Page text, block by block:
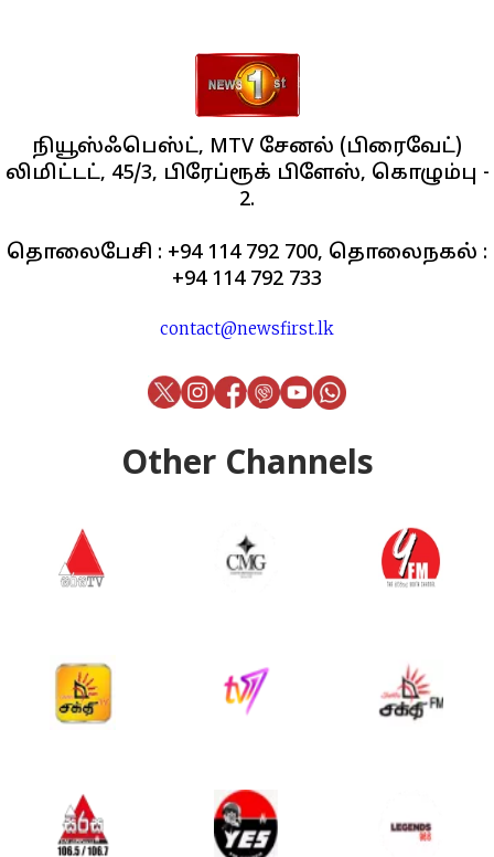
நியூஸ்ஃபெஸ்ட், MTV சேனல் (பிரைவேட்)
லிமிட்டட், 45/3, பிரேப்ரூக் பிளேஸ், கொழும்பு -
2.
தொலைபேசி : +94 114 792 700, தொலைநகல் :
+94 114 792 733
contact@newsfirst.lk
Other Channels